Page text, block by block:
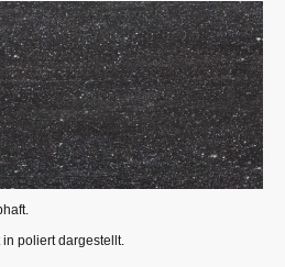
poliert dargestellt.